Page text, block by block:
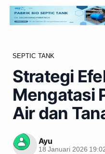
SEPTIC TANK
Strategi
Mengatasi
Air dan
Ayu
18 Januari 2026